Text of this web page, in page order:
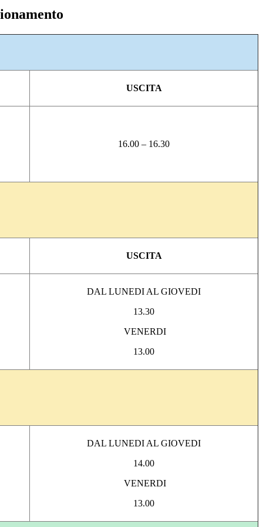
USCITA
16.00 – 16.30
USCITA
DAL LUNEDI AL GIOVEDI
13.30
VENERDI
13.00
DAL LUNEDI AL GIOVEDI
14.00
VENERDI
13.00